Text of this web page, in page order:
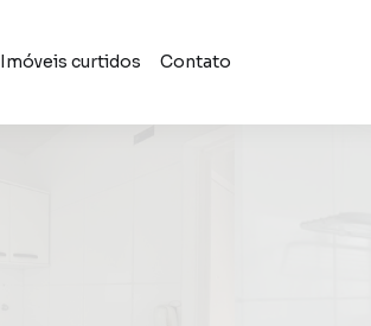
Imóveis curtidos Contato